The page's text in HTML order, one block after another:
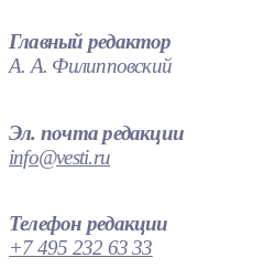
Главный редактор
А. А. Филипповский
Эл. почта редакции
info@vesti.ru
Телефон редакции
+7 495 232 63 33